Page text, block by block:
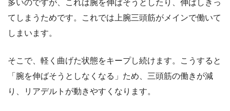
多いのですが、これは腕を伸ばそうとしたり、伸ばしきっ
てしまうためです。これでは上腕三頭筋がメインで働いて
しまいます。
そこで、軽く曲げた状態をキープし続けます。こうすると
「腕を伸ばそうとしなくなる」ため、三頭筋の働きが減
り、リアデルトが動きやすくなります。